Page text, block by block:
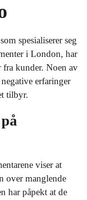
spesialiserer seg
i London, har
fra kunder. Noen av
erfaringer
tilbyr.
viser at
over manglende
har påpekt at de